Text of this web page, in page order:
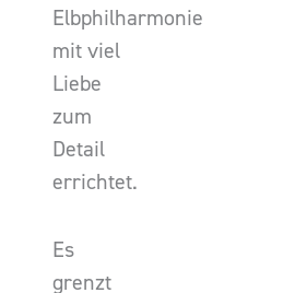
Elbphilharmonie
mit viel
Liebe
zum
Detail
errichtet.
Es
grenzt